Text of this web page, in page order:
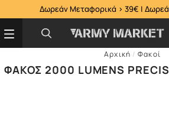
Δωρεάν Μεταφορικά > 39€ |
Αρχική / Φακοί
ΦΑΚΌΣ 2000 LUMENS